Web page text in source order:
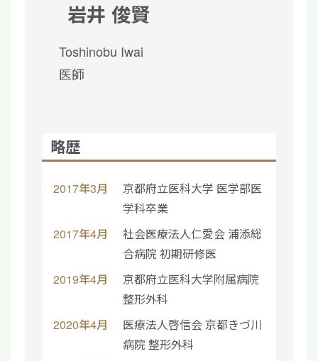
岩井 俊賢
Toshinobu Iwai
医師
略歴
2017年3月
京都府立医科大学 医学部医
学科卒業
2017年4月
社会医療法人仁愛会 浦添総
合病院 初期研修医
2019年4月
京都府立医科大学附属病院
整形外科
2020年4月
医療法人啓信会 京都きづ川
病院 整形外科